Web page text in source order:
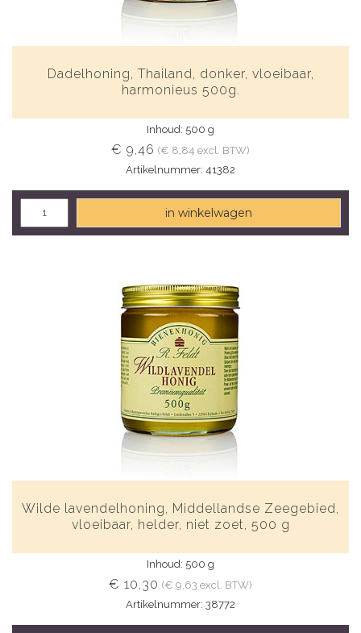
Dadelhoning, Thailand, donker, vloeibaar,
harmonieus 500g.
Inhoud: 500 g
€ 9,46 (€ 8,84 excl. BTW)
Artikelnummer: 41382
in winkelwagen
Wilde lavendelhoning, Middellandse Zeegebied,
vloeibaar, helder, niet zoet, 500 g
Inhoud: 500 g
€ 10,30 (€ 9,63 excl. BTW)
Artikelnummer: 38772